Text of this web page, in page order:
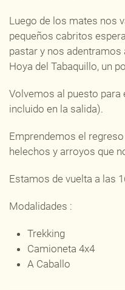
Luego de los mates nos
pequeños cabritos
pastar y nos adentramos
Hoya del Tabaquillo, un
Volvemos al puesto
incluido en la salida).
Emprendemos el
helechos y arroyos que
Estamos de vuelta a las
Modalidades :
Trekking
Camioneta 4x4
A Caballo